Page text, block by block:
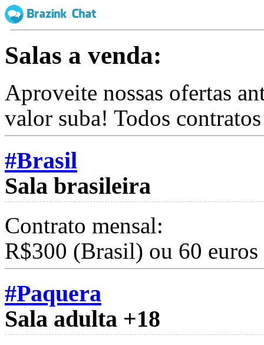
Salas a venda:
Aproveite nossas ofertas
valor suba! Todos
#Brasil
Sala brasileira
Contrato mensal:
R$300 (Brasil) ou 60
#Paquera
Sala adulta +18